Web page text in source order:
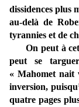
dissidences plus
au-delà de
tyrannies et de
On peut à cet
peut se
« Mahomet nait
inversion,
quatre pages